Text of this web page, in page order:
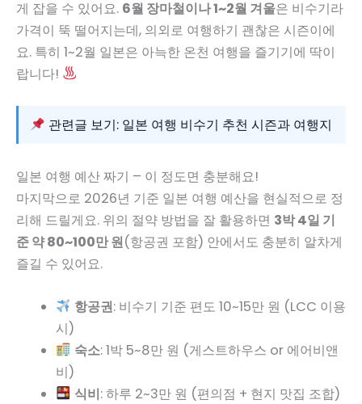
게 잡을 수 있어요. 6월 장마철이나 1~2월 겨울은 비수기라
가격이 뚝 떨어지는데, 의외로 여행하기 괜찮은 시즌이에
요. 특히 1~2월 일본은 아늑한 온천 여행을 즐기기에 딱이
랍니다!
관련글 보기: 일본 여행 비수기 추천 시즌과 여행지
일본 여행 예산 짜기 – 이 정도면 충분해요!
마지막으로 2026년 기준 일본 여행 예산을 현실적으로 정
리해 드릴게요. 위의 절약 방법을 잘 활용하면 3박 4일 기
준 약 80~100만 원(항공권 포함) 안에서도 충분히 알차게
즐길 수 있어요.
항공권: 비수기 기준 편도 10~15만 원 (LCC 이용
시)
숙소: 1박 5~8만 원 (게스트하우스 or 에어비앤
비)
식비: 하루 2~3만 원 (편의점 + 현지 맛집 조합)